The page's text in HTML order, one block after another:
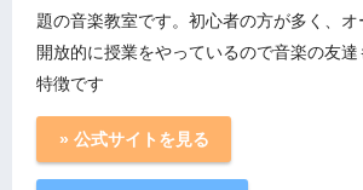
題の音楽教室です。初心者の方が多く、
開放的に授業をやっているので音楽の友
特徴です
» 公式サイトを見る